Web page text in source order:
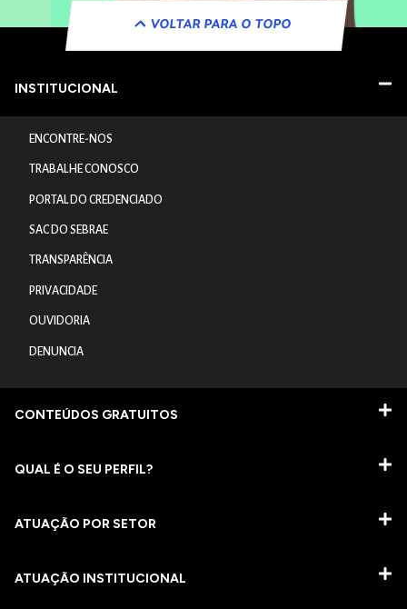
VOLTAR PARA O TOPO
INSTITUCIONAL
ENCONTRE-NOS
TRABALHE CONOSCO
PORTAL DO CREDENCIADO
SAC DO SEBRAE
TRANSPARÊNCIA
PRIVACIDADE
OUVIDORIA
DENUNCIA
CONTEÚDOS GRATUITOS
QUAL É O SEU PERFIL?
ATUAÇÃO POR SETOR
ATUAÇÃO INSTITUCIONAL